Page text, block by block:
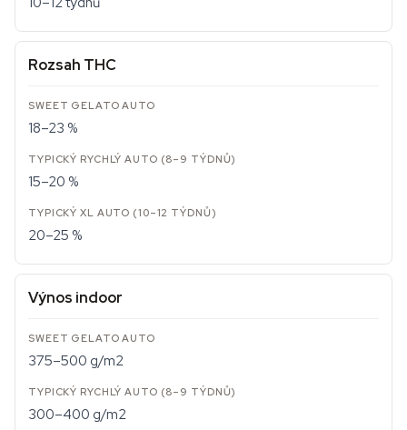
Rozsah THC
18–23 %
15–20 %
20–25 %
Výnos indoor
375–500 g/m2
300–400 g/m2